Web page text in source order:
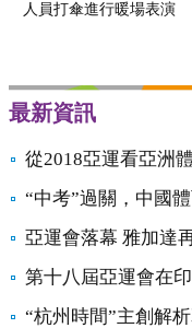
人員打傘進行暖場表演
最新資訊
“中考”過關，中國
亞運會落幕 雅加達
第十八屆亞運會在
“杭州時間”主創解